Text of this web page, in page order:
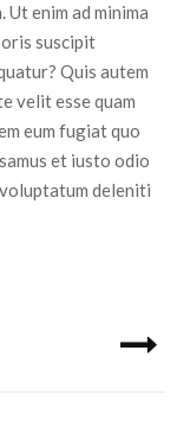
enim ad minima
suscipit
Quis autem
velit esse quam
eum fugiat quo
et iusto odio
deleniti